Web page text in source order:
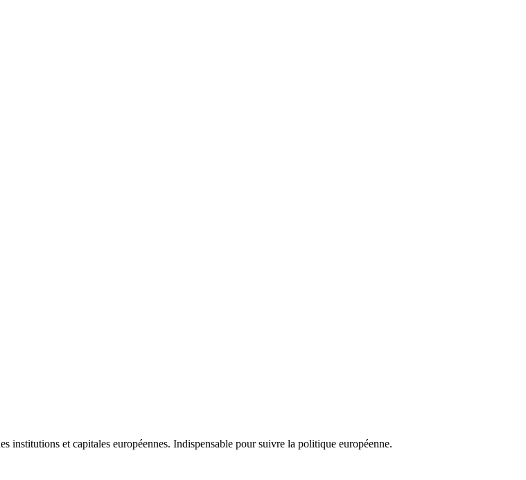
institutions et capitales européennes. Indispensable pour suivre la politique européenne.